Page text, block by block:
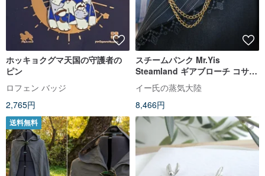
ホッキョクグマ天国の守護者の
ピン
ロフェン バッジ
2,765円
スチームパンク Mr.Yis
Steamland ギアブローチ コサー
ジュアクセサリー
イー氏の蒸気大陸
8,466円
送料無料